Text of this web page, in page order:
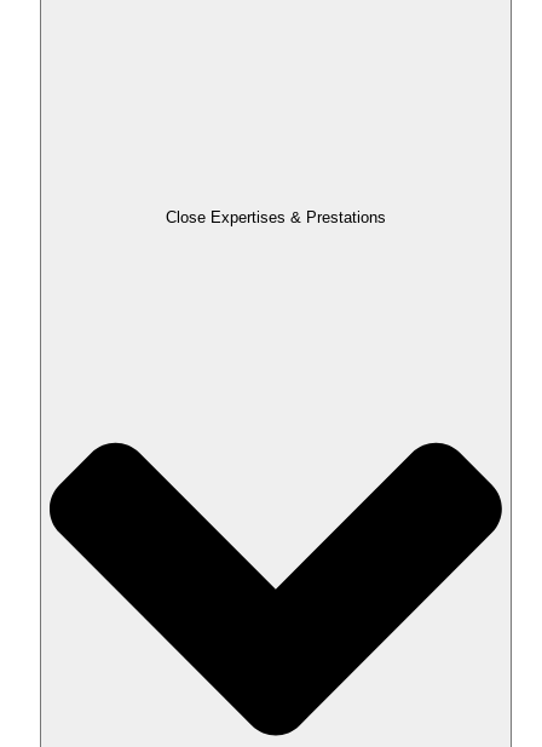
Close Expertises & Prestations